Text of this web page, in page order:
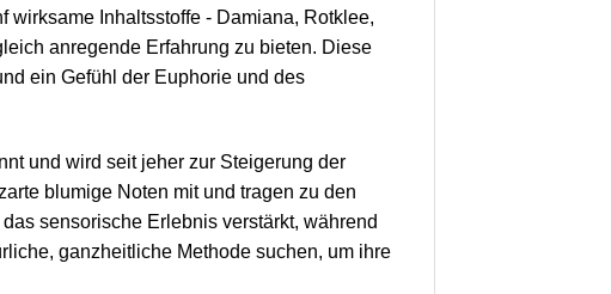
wirksame Inhaltsstoffe - Damiana, Rotklee,
anregende Erfahrung zu bieten. Diese
ein Gefühl der Euphorie und des
und wird seit jeher zur Steigerung der
blumige Noten mit und tragen zu den
sensorische Erlebnis verstärkt, während
ganzheitliche Methode suchen, um ihre